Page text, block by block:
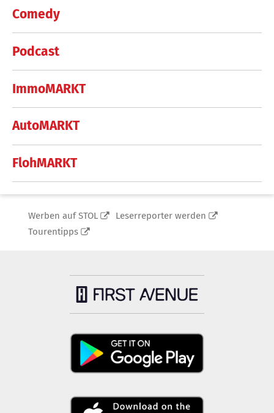
Comedy
Podcast
ImmoMARKT
AutoMARKT
FlohMARKT
Werben auf STOL
Leserreporter werden
Tourentipps